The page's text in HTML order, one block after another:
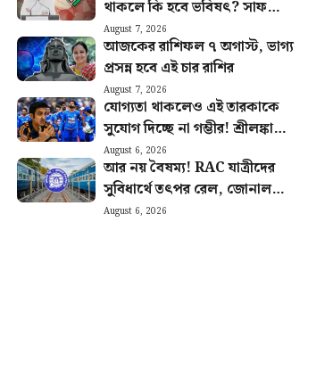
থাকলে কি হবে ভবিষৎ? সাফ
জানালেন মুখ্যমন্ত্রী শুভেন্দু
অধিকারী
August 7, 2026
আজকের রাশিফল ৭ অগাস্ট, ভাগ্য
প্রসন্ন হবে এই চার রাশির
August 7, 2026
যোগ্যতা থাকলেও এই তারকাকে
সুযোগ দিচ্ছে না গম্ভীর! শ্রীলঙ্কাতেই
ভারতের জার্সিতে শেষ ম্যাচ
খেলবেন এই ক্রিকেটার?
August 6, 2026
আর নয় বৈষম্য! RAC যাত্রীদের
সুবিধার্থে তৎপর রেল, জোনাল
রেলওয়ে পেল কড়া চিঠি
August 6, 2026